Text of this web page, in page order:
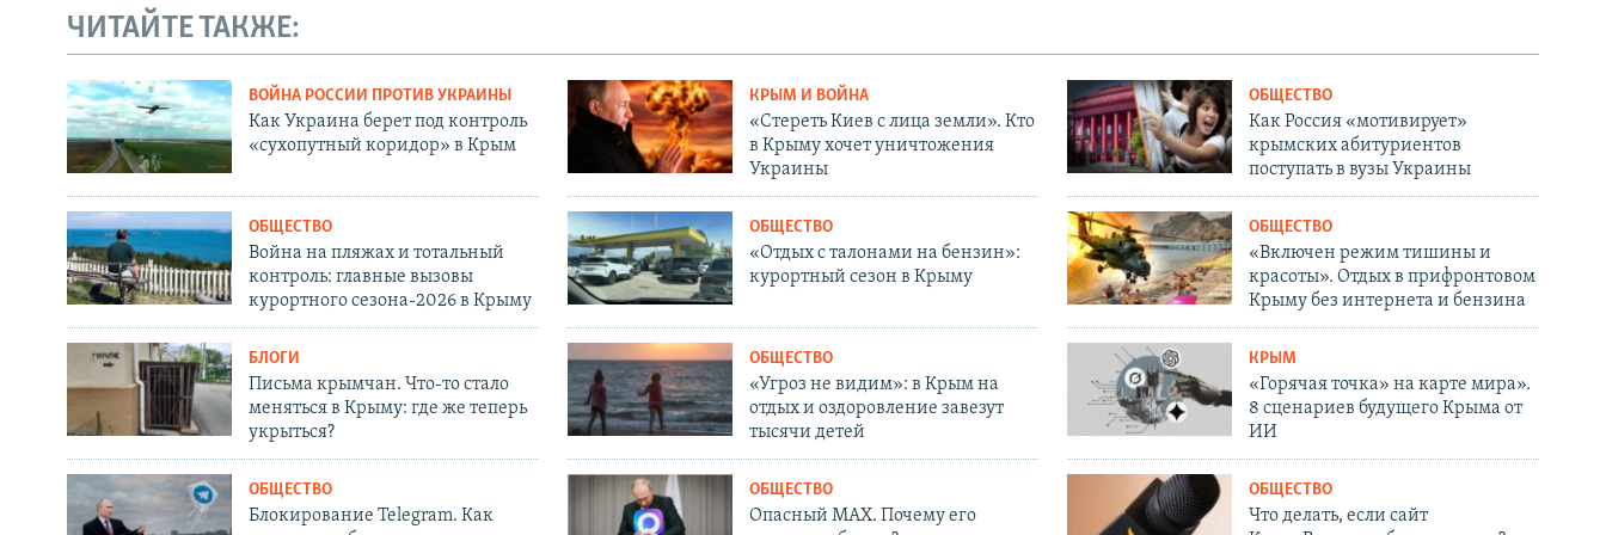
ЧИТАЙТЕ ТАКЖЕ:
ВОЙНА РОССИИ ПРОТИВ УКРАИНЫ
Как Украина берет под контроль
«сухопутный коридор» в Крым
КРЫМ И ВОЙНА
«Стереть Киев с лица земли». Кто
в Крыму хочет уничтожения
Украины
ОБЩЕСТВО
Как Россия «мотивирует»
крымских абитуриентов
поступать в вузы Украины
ОБЩЕСТВО
Война на пляжах и тотальный
контроль: главные вызовы
курортного сезона-2026 в Крыму
ОБЩЕСТВО
«Отдых с талонами на бензин»:
курортный сезон в Крыму
ОБЩЕСТВО
«Включен режим тишины и
красоты». Отдых в прифронтовом
Крыму без интернета и бензина
БЛОГИ
Письма крымчан. Что-то стало
меняться в Крыму: где же теперь
укрыться?
ОБЩЕСТВО
«Угроз не видим»: в Крым на
отдых и оздоровление завезут
тысячи детей
КРЫМ
«Горячая точка» на карте мира».
8 сценариев будущего Крыма от
ИИ
ОБЩЕСТВО
Блокирование Telegram. Как
ОБЩЕСТВО
Опасный MAX. Почему его
ОБЩЕСТВО
Что делать, если сайт